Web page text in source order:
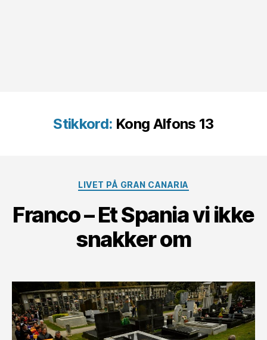
Stikkord: Kong Alfons 13
Kategorier
LIVET PÅ GRAN CANARIA
Franco – Et Spania vi ikke
snakker om